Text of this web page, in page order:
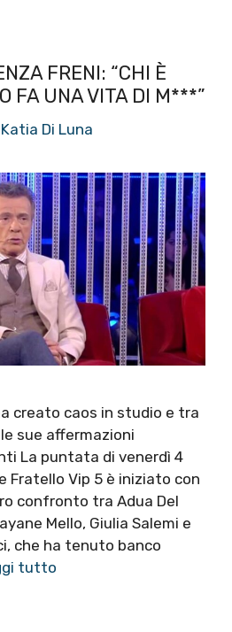
FRENI: “CHI È
FA UNA VITA DI M***”
Katia Di Luna
creato caos in studio e tra
sue affermazioni
La puntata di venerdì 4
Fratello Vip 5 è iniziato con
confronto tra Adua Del
Mello, Giulia Salemi e
che ha tenuto banco
tutto